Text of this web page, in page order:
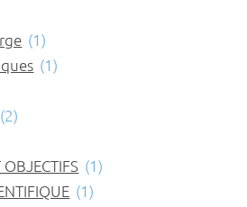
(1)
(1)
(2)
OBJECTIFS (1)
(1)